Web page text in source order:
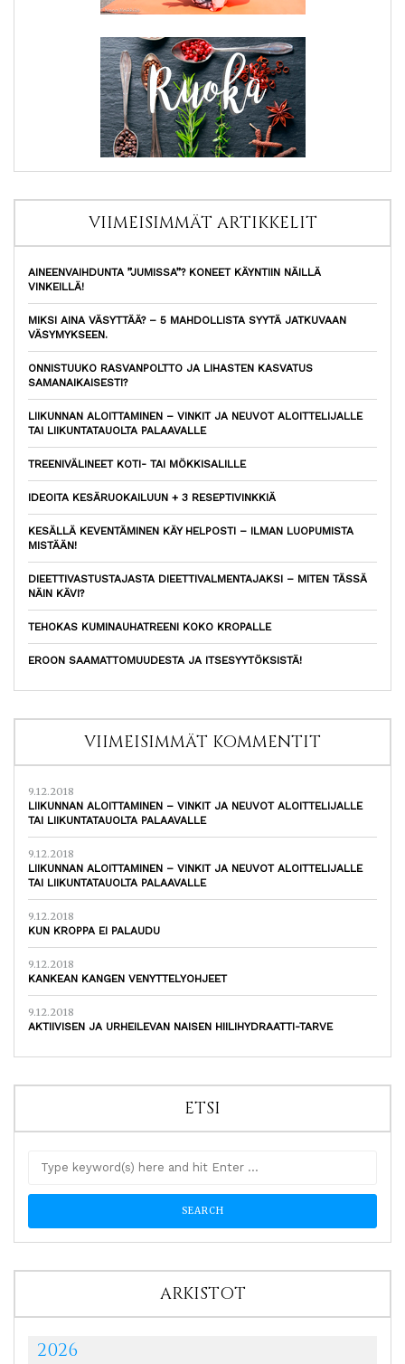
VIIMEISIMMÄT ARTIKKELIT
AINEENVAIHDUNTA ”JUMISSA”? KONEET KÄYNTIIN NÄILLÄ
VINKEILLÄ!
MIKSI AINA VÄSYTTÄÄ? – 5 MAHDOLLISTA SYYTÄ JATKUVAAN
VÄSYMYKSEEN.
ONNISTUUKO RASVANPOLTTO JA LIHASTEN KASVATUS
SAMANAIKAISESTI?
LIIKUNNAN ALOITTAMINEN – VINKIT JA NEUVOT ALOITTELIJALLE
TAI LIIKUNTATAUOLTA PALAAVALLE
TREENIVÄLINEET KOTI- TAI MÖKKISALILLE
IDEOITA KESÄRUOKAILUUN + 3 RESEPTIVINKKIÄ
KESÄLLÄ KEVENTÄMINEN KÄY HELPOSTI – ILMAN LUOPUMISTA
MISTÄÄN!
DIEETTIVASTUSTAJASTA DIEETTIVALMENTAJAKSI – MITEN TÄSSÄ
NÄIN KÄVI?
TEHOKAS KUMINAUHATREENI KOKO KROPALLE
EROON SAAMATTOMUUDESTA JA ITSESYYTÖKSISTÄ!
VIIMEISIMMÄT KOMMENTIT
9.12.2018
LIIKUNNAN ALOITTAMINEN – VINKIT JA NEUVOT ALOITTELIJALLE
TAI LIIKUNTATAUOLTA PALAAVALLE
9.12.2018
LIIKUNNAN ALOITTAMINEN – VINKIT JA NEUVOT ALOITTELIJALLE
TAI LIIKUNTATAUOLTA PALAAVALLE
9.12.2018
KUN KROPPA EI PALAUDU
9.12.2018
KANKEAN KANGEN VENYTTELYOHJEET
9.12.2018
AKTIIVISEN JA URHEILEVAN NAISEN HIILIHYDRAATTI-TARVE
ETSI
ARKISTOT
2026